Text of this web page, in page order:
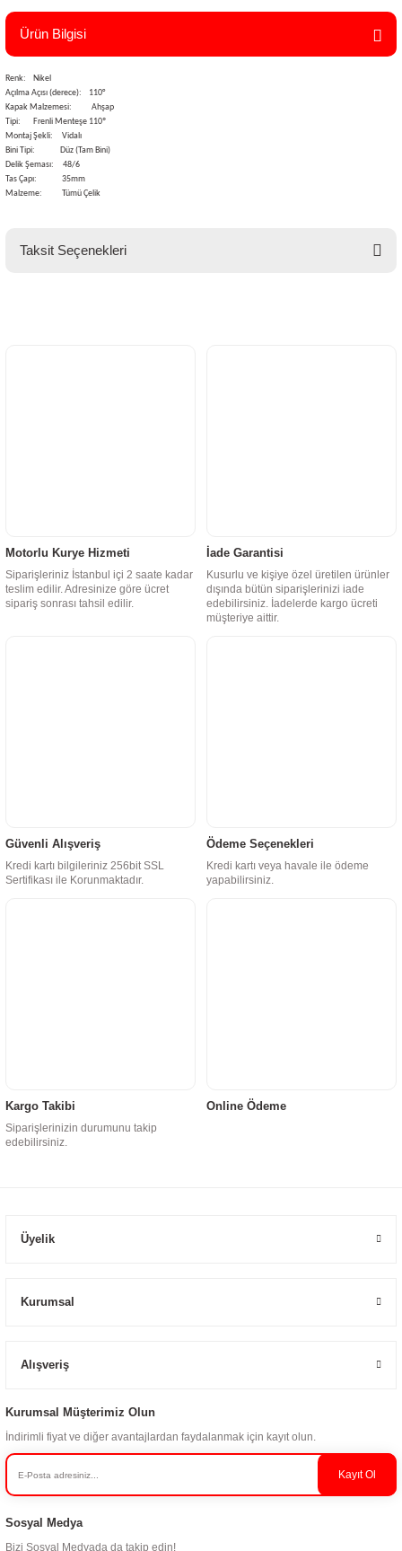
Ürün Bilgisi
Renk:
Nikel
Açılma Açısı (derece):
110°
Kapak Malzemesi:
Ahşap
Tipi:
Frenli Menteşe 110º
Montaj Şekli:
Vidalı
Bini Tipi:
Düz (Tam Bini)
Delik Şeması:
48/6
Tas Çapı:
35mm
Malzeme:
Tümü Çelik
Taksit Seçenekleri
Motorlu Kurye Hizmeti
Siparişleriniz İstanbul içi 2 saate kadar
teslim edilir. Adresinize göre ücret
sipariş sonrası tahsil edilir.
İade Garantisi
Kusurlu ve kişiye özel üretilen ürünler
dışında bütün siparişlerinizi iade
edebilirsiniz. İadelerde kargo ücreti
müşteriye aittir.
Güvenli Alışveriş
Kredi kartı bilgileriniz 256bit SSL
Sertifikası ile Korunmaktadır.
Ödeme Seçenekleri
Kredi kartı veya havale ile ödeme
yapabilirsiniz.
Kargo Takibi
Siparişlerinizin durumunu takip
edebilirsiniz.
Online Ödeme
Üyelik
Kurumsal
Alışveriş
Kurumsal Müşterimiz Olun
İndirimli fiyat ve diğer avantajlardan faydalanmak için kayıt olun.
Kayıt Ol
Sosyal Medya
Bizi Sosyal Medyada da takip edin!